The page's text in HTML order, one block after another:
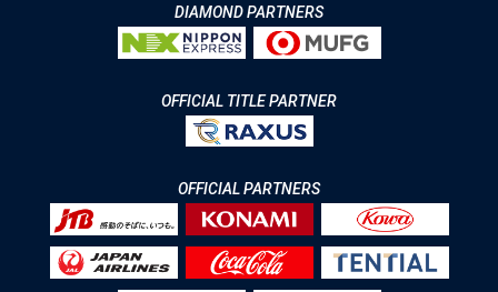
DIAMOND PARTNERS
OFFICIAL TITLE PARTNER
OFFICIAL PARTNERS